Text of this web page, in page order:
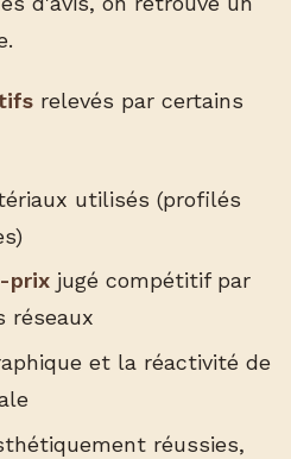
relevés par certains
utilisés (profilés
prixjugé compétitif par
réseaux
et la réactivité de
réussies,